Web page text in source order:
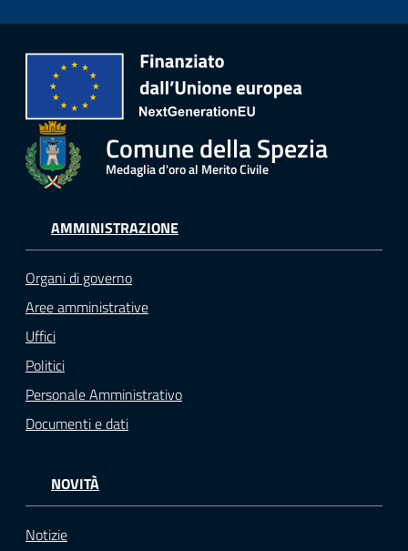
Comune della Spezia
Medaglia d'oro al Merito Civile
AMMINISTRAZIONE
Organi di governo
Aree amministrative
Uffici
Politici
Personale Amministrativo
Documenti e dati
NOVITÀ
Notizie